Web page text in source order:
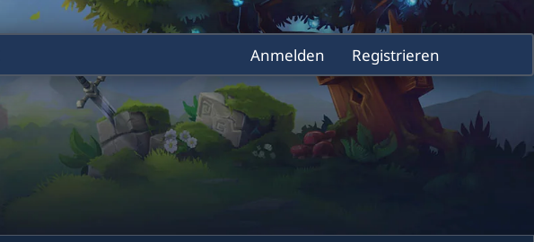
Anmelden Registrieren